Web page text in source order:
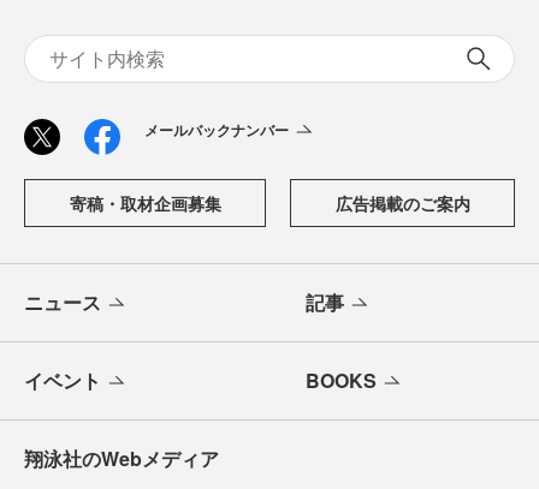
メールバックナンバー
寄稿・取材企画募集 広告掲載のご案内
ニュース 記事
イベント BOOKS
翔泳社のWebメディア